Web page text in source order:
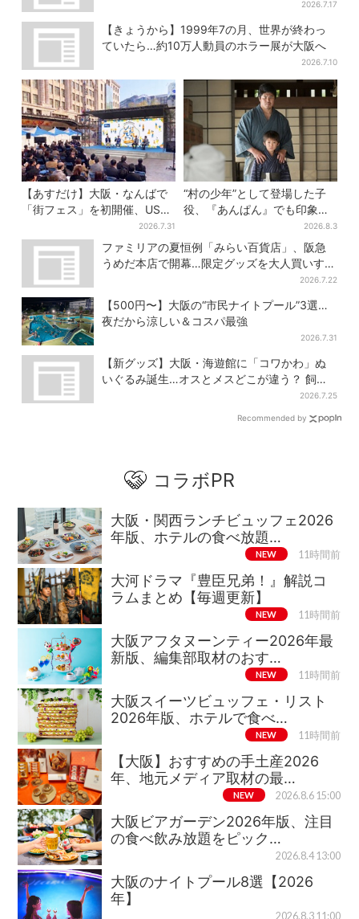
2026.7.17
【きょうから】1999年7の月、世界が終わっ
ていたら…約10万人動員のホラー展が大阪へ
2026.7.10
【あすだけ】大阪・なんばで
「街フェス」を初開催、USJ
ステージ＆豪華ゲストのトー
クショーも！参加無料で
2026.7.31
“村の少年”として登場した子
役、『あんぱん』でも印象的
だった…視聴者驚き「どうり
で演技上手だと」
2026.8.3
ファミリアの夏恒例「みらい百貨店」、阪急
うめだ本店で開幕…限定グッズを大人買いする
2026.7.22
【500円〜】大阪の“市民ナイトプール”3選…
夜だから涼しい＆コスパ最強
2026.7.31
【新グッズ】大阪・海遊館に「コワかわ」ぬ
いぐるみ誕生…オスとメスどこが違う？ 飼育
2026.7.25
Recommended by
コラボPR
大阪・関西ランチビュッフェ2026
年版、ホテルの食べ放題…
NEW 11時間前
大河ドラマ『豊臣兄弟！』解説コ
ラムまとめ【毎週更新】
NEW 11時間前
大阪アフタヌーンティー2026年最
新版、編集部取材のおす…
NEW 11時間前
大阪スイーツビュッフェ・リスト
2026年版、ホテルで食べ…
NEW 11時間前
【大阪】おすすめの手土産2026
年、地元メディア取材の最…
NEW 2026.8.6 15:00
大阪ビアガーデン2026年版、注目
の食べ飲み放題をピック…
2026.8.4 13:00
大阪のナイトプール8選【2026
年】
2026.8.3 11:00